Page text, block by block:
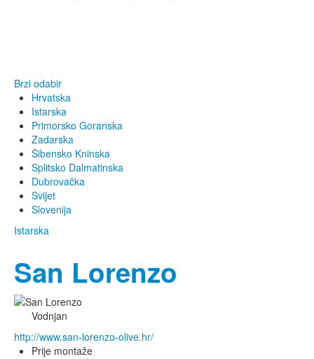
Brzi odabir
Hrvatska
Istarska
Primorsko Goranska
Zadarska
Šibensko Kninska
Splitsko Dalmatinska
Dubrovačka
Svijet
Slovenija
Istarska
San Lorenzo
Vodnjan
http://www.san-lorenzo-olive.hr/
Prije montaže